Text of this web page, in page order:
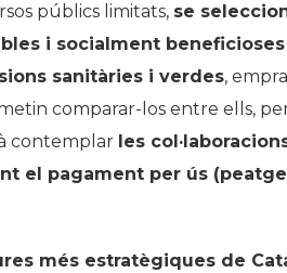
públics limitats, se
i socialment
sanitàries i verdes,
comparar-los entre ells,
contemplar les
el pagament per ús
més estratègiques de